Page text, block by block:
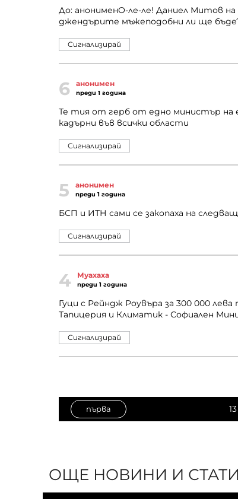
До: анонименО-ле-ле! Даниел Митов
джендърите мъжеподобни ли ще
Сигнализирай
6 анонимен
преди 1 година
Те тия от герб от едно министър на
кадърни във всички области
Сигнализирай
5 анонимен
преди 1 година
БСП и ИТН сами се закопаха на
Сигнализирай
4 Муахаха
преди 1 година
Гуци с Рейндж Роувъра за 300 000
Тапицерия и Климатик - Софиален
Сигнализирай
първа 13
ОЩЕ НОВИНИ И